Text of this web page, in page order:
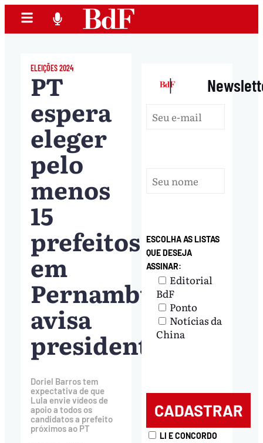
ELEIÇÕES 2024
PT
espera
eleger
pelo
menos
15
prefeitos
em
Pernambuco,
avisa
presidente
Doriel Barros tem
expectativa de que
Lula envie vídeos de
apoio a todos os
candidatos a prefeito
próximos ao PT
|
ESCOLHA AS LISTAS
QUE DESEJA
ASSINAR:
Editorial
BdF
Ponto
Notícias da
China
LI E CONCORDO